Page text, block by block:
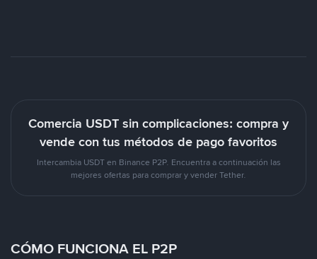
Comercia USDT sin complicaciones: compra y
vende con tus métodos de pago favoritos
Intercambia USDT en Binance P2P. Encuentra a continuación las
mejores ofertas para comprar y vender Tether.
CÓMO FUNCIONA EL P2P